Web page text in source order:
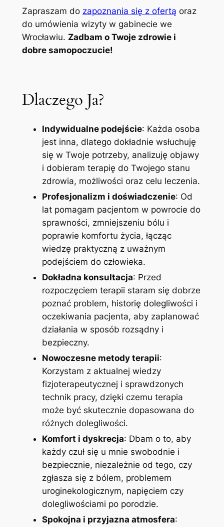
Zapraszam do zapoznania się z ofertą oraz
do umówienia wizyty w gabinecie we
Wrocławiu. Zadbam o Twoje zdrowie i
dobre samopoczucie!
Dlaczego Ja?
Indywidualne podejście: Każda osoba
jest inna, dlatego dokładnie wsłuchuję
się w Twoje potrzeby, analizuję objawy
i dobieram terapię do Twojego stanu
zdrowia, możliwości oraz celu leczenia.
Profesjonalizm i doświadczenie: Od
lat pomagam pacjentom w powrocie do
sprawności, zmniejszeniu bólu i
poprawie komfortu życia, łącząc
wiedzę praktyczną z uważnym
podejściem do człowieka.
Dokładna konsultacja: Przed
rozpoczęciem terapii staram się dobrze
poznać problem, historię dolegliwości i
oczekiwania pacjenta, aby zaplanować
działania w sposób rozsądny i
bezpieczny.
Nowoczesne metody terapii:
Korzystam z aktualnej wiedzy
fizjoterapeutycznej i sprawdzonych
technik pracy, dzięki czemu terapia
może być skutecznie dopasowana do
różnych dolegliwości.
Komfort i dyskrecja: Dbam o to, aby
każdy czuł się u mnie swobodnie i
bezpiecznie, niezależnie od tego, czy
zgłasza się z bólem, problemem
uroginekologicznym, napięciem czy
dolegliwościami po porodzie.
Spokojna i przyjazna atmosfera: